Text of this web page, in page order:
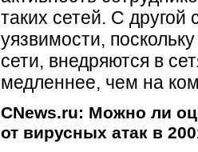
таких сетей. С
уязвимости,
сети, внедряются в
медленнее, чем на
CNews.ru: Можно ли
от вирусных атак в